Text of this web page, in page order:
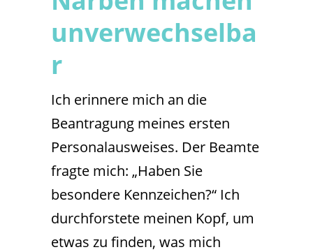
unverwechselba
r
Ich erinnere mich an die
Beantragung meines ersten
Personalausweises. Der Beamte
fragte mich: „Haben Sie
besondere Kennzeichen?“ Ich
durchforstete meinen Kopf, um
etwas zu finden, was mich